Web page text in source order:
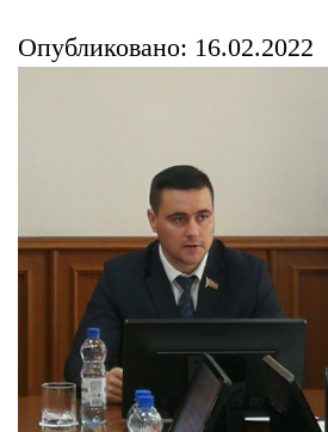
Опубликовано: 16.02.2022